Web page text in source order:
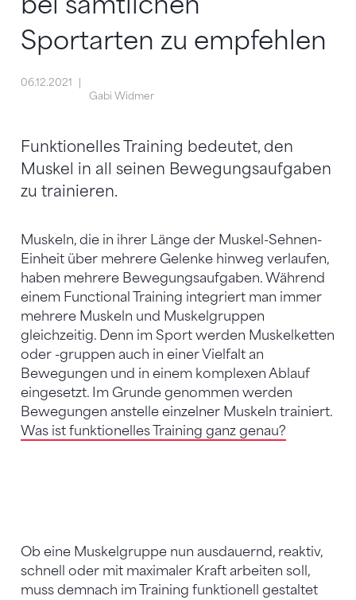
Sportarten zu empfehlen
06.12.2021
Gabi Widmer
Funktionelles Training bedeutet, den
Muskel in all seinen Bewegungsaufgaben
zu trainieren.
Muskeln, die in ihrer Länge der Muskel-Sehnen-
Einheit über mehrere Gelenke hinweg verlaufen,
haben mehrere Bewegungsaufgaben. Während
einem Functional Training integriert man immer
mehrere Muskeln und Muskelgruppen
gleichzeitig. Denn im Sport werden Muskelketten
oder -gruppen auch in einer Vielfalt an
Bewegungen und in einem komplexen Ablauf
eingesetzt. Im Grunde genommen werden
Bewegungen anstelle einzelner Muskeln trainiert.
Was ist funktionelles Training ganz genau?
Ob eine Muskelgruppe nun ausdauernd, reaktiv,
schnell oder mit maximaler Kraft arbeiten soll,
muss demnach im Training funktionell gestaltet